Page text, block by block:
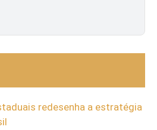
redesenha a estratégia